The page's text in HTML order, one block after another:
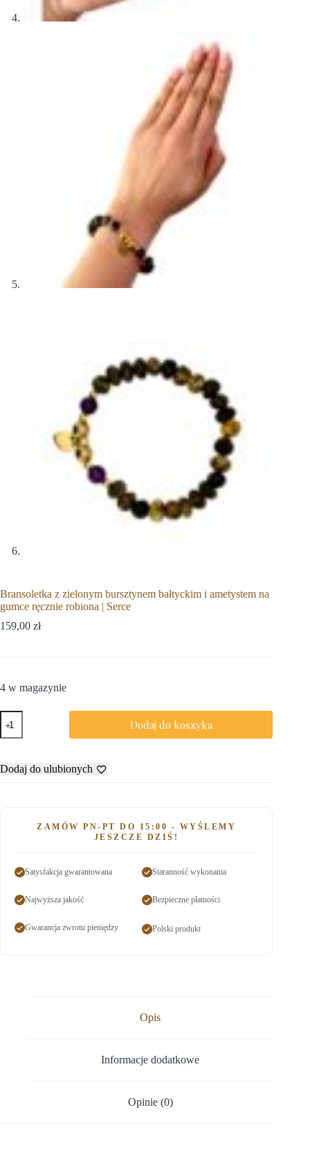
Bransoletka z zielonym bursztynem bałtyckim i ametystem na
gumce ręcznie robiona | Serce
159,00 zł
4 w magazynie
Dodaj do koszyka
Dodaj do ulubionych
ZAMÓW PN-PT DO 15:00 - WYŚLEMY
JESZCZE DZIŚ!
Satysfakcja gwarantowana Staranność wykonania
Najwyższa jakość Bezpieczne płatności
Gwarancja zwrotu pieniędzy Polski produkt
Opis
Informacje dodatkowe
Opinie (0)